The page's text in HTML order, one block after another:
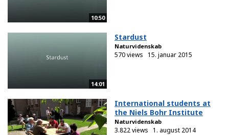
10:50
14:01
Stardust
Naturvidenskab
570 views 15. januar 2015
International students at
the Niels Bohr Institute
Naturvidenskab
3.822 views 1. august 2014